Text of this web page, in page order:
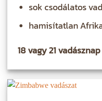
sok csodálatos
hamisítatlan
18 vagy 21